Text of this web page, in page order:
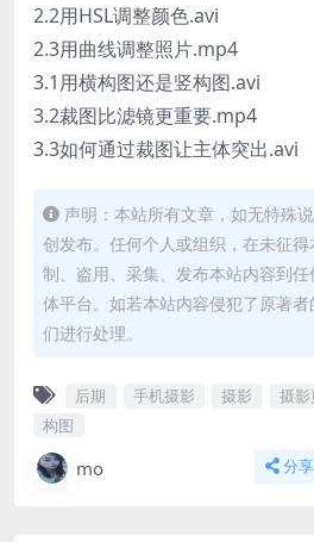
2.2用HSL调整颜色.avi
2.3用曲线调整照片.mp4
3.1用横构图还是竖构图.avi
3.2裁图比滤镜更重要.mp4
3.3如何通过裁图让主体突出.avi
声明：本站所有文章，如无特殊
创发布。任何个人或组织，在未征
制、盗用、采集、发布本站内容到
体平台。如若本站内容侵犯了原著
们进行处理。
后期 手机摄影 摄影 摄影
构图
mo 分享